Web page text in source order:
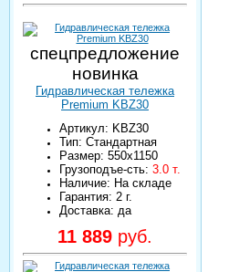
спецпредложение
новинка
Гидравлическая тележка
Premium KBZ30
Артикул: KBZ30
Тип: Стандартная
Размер: 550х1150
Грузоподъе-сть: 3.0 т.
Наличие: На складе
Гарантия: 2 г.
Доставка: да
11 889 руб.